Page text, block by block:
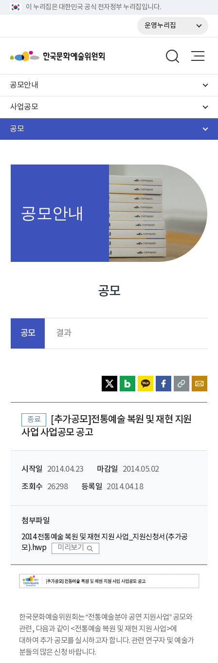
이 누리집은 대한민국 공식 전자정부 누리집입니다.
운영누리집
공모안내
사업공모
공모
공모안내
공모
공모 결과
종료
[추가공모]전통예술 복원 및 재현 지원
사업 사업공모 공고
시작일 2014.04.23 마감일
2014.05.02
조회수
26298 등록일 2014.04.18
첨부파일
2014 전통예술 복원 및 재현 지원 사업_지원신청서(추가공
모).hwp
미리보기
한국문화예술위원회는 “전통예술분야 공연 지원사업” 공모와
관련, 다음과 같이 <전통예술 복원 및 재현 지원 사업>에
대하여 추가 공모를 실시하고자 합니다. 관련 연구자 및 예술가
분들의 많은 신청 바랍니다.